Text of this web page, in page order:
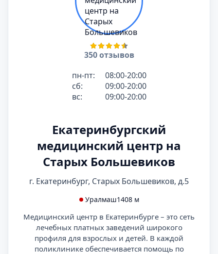
350 отзывов
пн-пт:
08:00-20:00
сб:
09:00-20:00
вс:
09:00-20:00
Екатеринбургский
медицинский центр на
Старых Большевиков
г. Екатеринбург, Старых Большевиков, д.5
Уралмаш1408 м
Медицинский центр в Екатеринбурге – это сеть
лечебных платных заведений широкого
профиля для взрослых и детей. В каждой
поликлинике обеспечивается помощь по